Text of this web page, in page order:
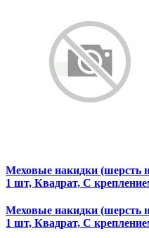
Меховые накидки (шерсть
1 шт, Квадрат, С
Меховые накидки (шерсть
1 шт, Квадрат, С